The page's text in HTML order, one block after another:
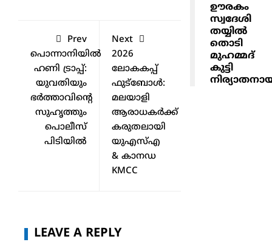
Prev
പൊന്നാനിയിൽ
ഹണി ട്രാപ്പ്:
യുവതിയും
ഭർത്താവിന്റെ
സുഹൃത്തും
പൊലീസ്
പിടിയിൽ
Next
2026
ലോകകപ്പ്
ഫുട്ബോൾ:
മലയാളി
ആരാധകർക്ക്
കരുതലായി
യുഎസ്എ
& കാനഡ
KMCC
LEAVE A REPLY
ഊരകം
സ്വദേശി
തയ്യിൽ
തൊടി
മുഹമ്മദ്
കുട്ടി